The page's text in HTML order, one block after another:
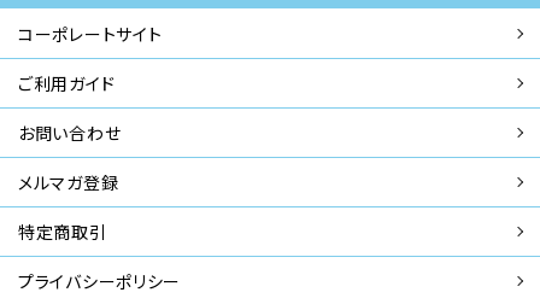
コーポレートサイト
ご利用ガイド
お問い合わせ
メルマガ登録
特定商取引
プライバシーポリシー